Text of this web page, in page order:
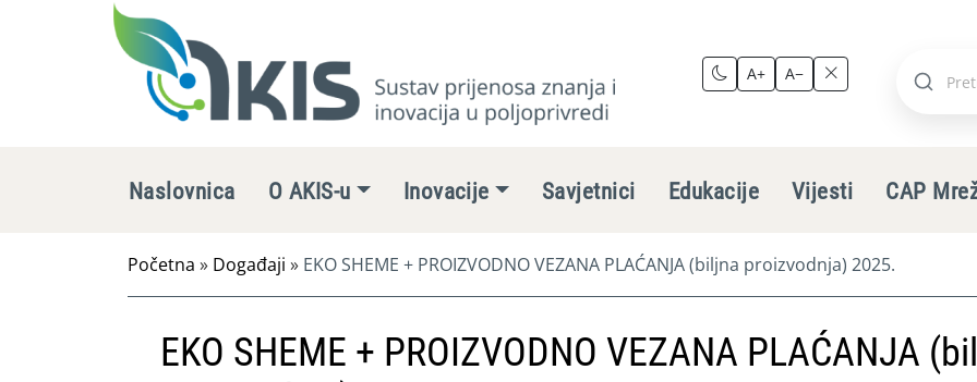
A+ A−
Pretraži
Naslovnica O AKIS-u Inovacije Savjetnici Edukacije Vijesti CAP
Početna » Događaji » EKO SHEME + PROIZVODNO VEZANA PLAĆANJA (biljna proizvodnja) 2025.
EKO SHEME + PROIZVODNO VEZANA PLAĆANJA